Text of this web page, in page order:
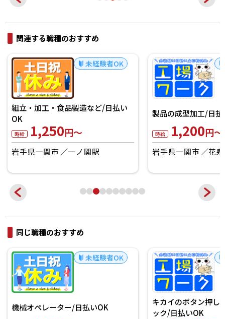
関連する職種のおすすめ
未経験者OK
組立・加工・食品製造など/日払い
OK
時給 1,250円～
岩手県一関市 一ノ関駅
製品の成型加工/日
時給 1,200円～
岩手県一関市 花
同じ職種のおすすめ
未経験者OK
機械オペレーター/日払いOK
キカイのボタン押し
ック/日払いOK